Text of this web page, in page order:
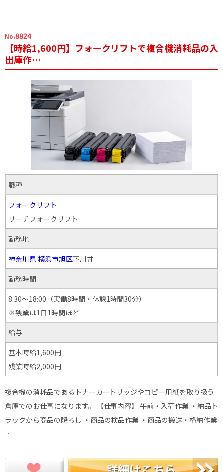
No.8824
【時給1,600円】フォークリフトで複合機消耗品の入
出庫作…
職種
フォークリフト
リーチフォークリフト
勤務地
神奈川県横浜市旭区下川井
勤務時間
8:30～18:00（実働8時間・休憩1時間30分）
※残業は1日1時間ほど
給与
基本時給1,600円
残業時給2,000円
複合機の消耗品であるトナーカートリッジやコピー用紙を取り扱う
倉庫でのお仕事になります。 【仕事内容】 午前・入荷作業 ・納品ト
ラックから商品の降ろし ・商品の検品作業 ・商品の搬送・格納作業
…